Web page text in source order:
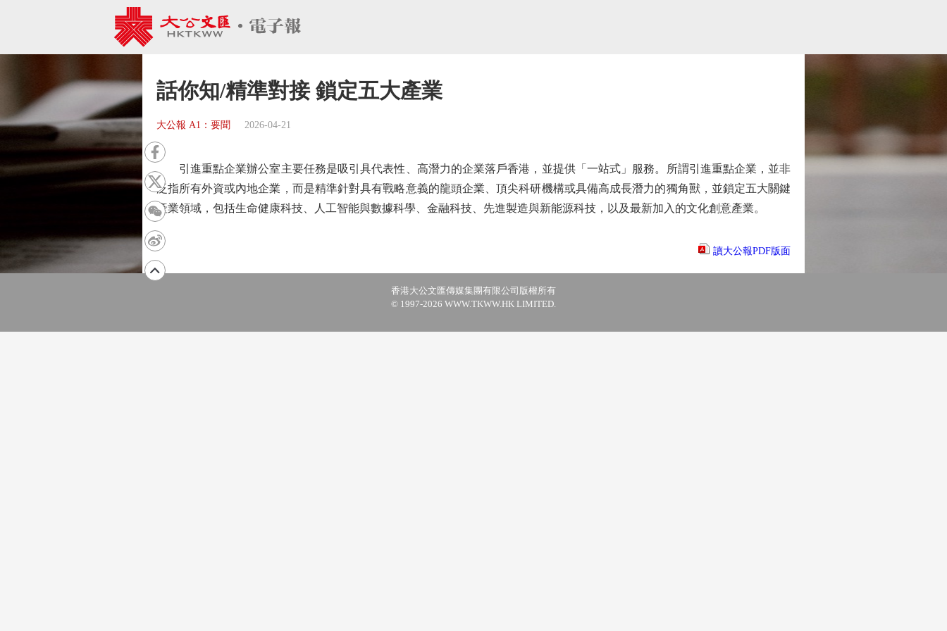
話你知/精準對接 鎖定五大產業
大公報 A1：要聞 2026-04-21
引進重點企業辦公室主要任務是吸引具代表性、高潛力的企業落戶香港，並提供「一站式」服務。所謂引進重點企業，並非
泛指所有外資或內地企業，而是精準針對具有戰略意義的龍頭企業、頂尖科研機構或具備高成長潛力的獨角獸，並鎖定五大關鍵
產業領域，包括生命健康科技、人工智能與數據科學、金融科技、先進製造與新能源科技，以及最新加入的文化創意產業。
讀大公報PDF版面
香港大公文匯傳媒集團有限公司版權所有
© 1997-2026 WWW.TKWW.HK LIMITED.